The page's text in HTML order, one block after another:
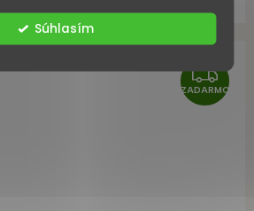
Súhlasím
Z
A
ZADARMO